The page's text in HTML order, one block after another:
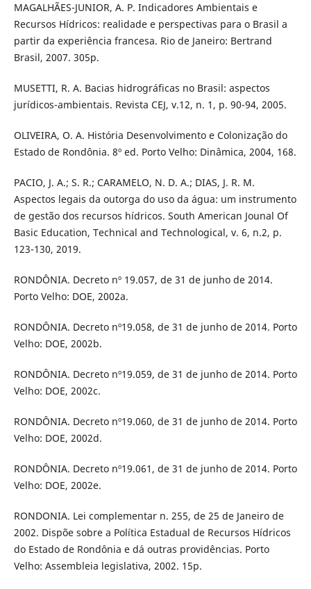
MAGALHÃES-JUNIOR, A. P. Indicadores Ambientais e
Recursos Hídricos: realidade e perspectivas para o Brasil a
partir da experiência francesa. Rio de Janeiro: Bertrand
Brasil, 2007. 305p.
MUSETTI, R. A. Bacias hidrográficas no Brasil: aspectos
jurídicos-ambientais. Revista CEJ, v.12, n. 1, p. 90-94, 2005.
OLIVEIRA, O. A. História Desenvolvimento e Colonização do
Estado de Rondônia. 8º ed. Porto Velho: Dinâmica, 2004, 168.
PACIO, J. A.; S. R.; CARAMELO, N. D. A.; DIAS, J. R. M.
Aspectos legais da outorga do uso da água: um instrumento
de gestão dos recursos hídricos. South American Jounal Of
Basic Education, Technical and Technological, v. 6, n.2, p.
123-130, 2019.
RONDÔNIA. Decreto nº 19.057, de 31 de junho de 2014.
Porto Velho: DOE, 2002a.
RONDÔNIA. Decreto nº19.058, de 31 de junho de 2014. Porto
Velho: DOE, 2002b.
RONDÔNIA. Decreto nº19.059, de 31 de junho de 2014. Porto
Velho: DOE, 2002c.
RONDÔNIA. Decreto nº19.060, de 31 de junho de 2014. Porto
Velho: DOE, 2002d.
RONDÔNIA. Decreto nº19.061, de 31 de junho de 2014. Porto
Velho: DOE, 2002e.
RONDONIA. Lei complementar n. 255, de 25 de Janeiro de
2002. Dispõe sobre a Política Estadual de Recursos Hídricos
do Estado de Rondônia e dá outras providências. Porto
Velho: Assembleia legislativa, 2002. 15p.